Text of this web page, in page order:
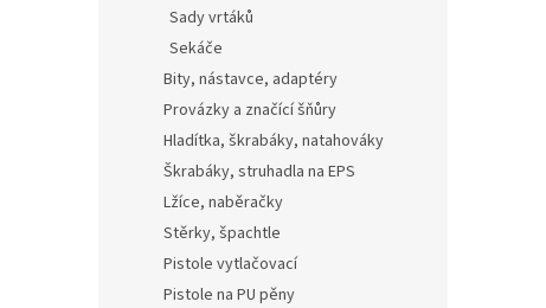
Sady vrtáků
Sekáče
Bity, nástavce, adaptéry
Provázky a značící šňůry
Hladítka, škrabáky, natahováky
Škrabáky, struhadla na EPS
Lžíce, naběračky
Stěrky, špachtle
Pistole vytlačovací
Pistole na PU pěny